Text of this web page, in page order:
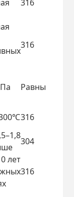
316
316
Равны
316
304
лет
316